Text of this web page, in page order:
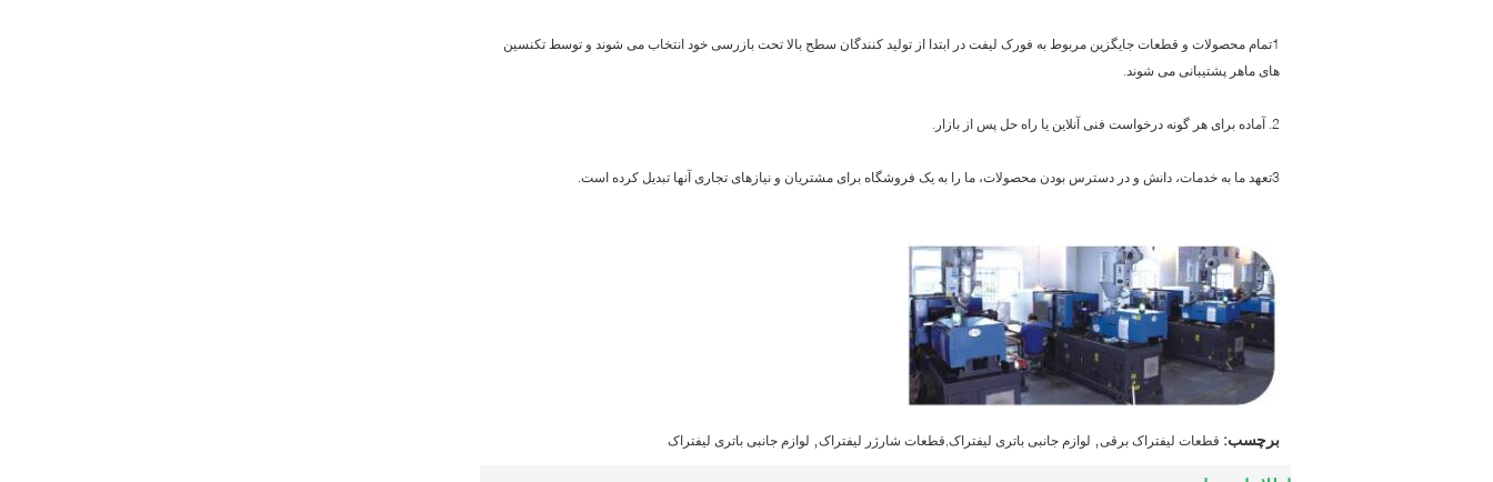
1تمام محصولات و قطعات جایگزین مربوط به فورک لیفت در ابتدا از تولید کنندگان سطح بالا تحت بازرسی خود انتخاب می شوند و توسط تکنسین
های ماهر پشتیبانی می شوند.
2. آماده برای هر گونه درخواست فنی آنلاین یا راه حل پس از بازار.
3تعهد ما به خدمات، دانش و در دسترس بودن محصولات، ما را به یک فروشگاه برای مشتریان و نیازهای تجاری آنها تبدیل کرده است.
برچسب: قطعات لیفتراک برقی لوازم جانبی باتری لیفتراک,قطعات شارژر لیفتراک لوازم جانبی باتری لیفتراک